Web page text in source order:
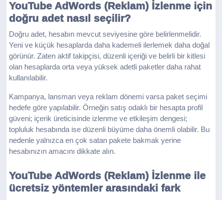
YouTube AdWords (Reklam) İzlenme için
doğru adet nasıl seçilir?
Doğru adet, hesabın mevcut seviyesine göre belirlenmelidir.
Yeni ve küçük hesaplarda daha kademeli ilerlemek daha doğal
görünür. Zaten aktif takipçisi, düzenli içeriği ve belirli bir kitlesi
olan hesaplarda orta veya yüksek adetli paketler daha rahat
kullanılabilir.
Kampanya, lansman veya reklam dönemi varsa paket seçimi
hedefe göre yapılabilir. Örneğin satış odaklı bir hesapta profil
güveni; içerik üreticisinde izlenme ve etkileşim dengesi;
topluluk hesabında ise düzenli büyüme daha önemli olabilir. Bu
nedenle yalnızca en çok satan pakete bakmak yerine
hesabınızın amacını dikkate alın.
YouTube AdWords (Reklam) İzlenme ile
ücretsiz yöntemler arasındaki fark